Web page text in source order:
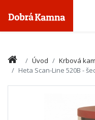
Úvod
Krbová
Heta Scan-Line 520B -